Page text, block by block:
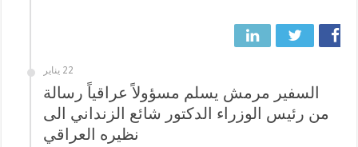
22 يناير
السفير مرمش يسلم مسؤولاً عراقياً رسالة
من رئيس الوزراء الدكتور شائع الزنداني الى
نظيره العراقي